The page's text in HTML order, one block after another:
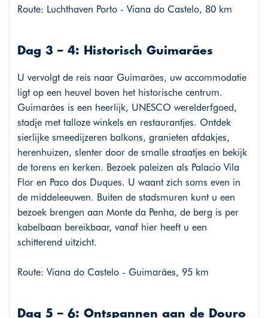
Route: Luchthaven Porto - Viana do Castelo, 80 km
Dag 3 – 4: Historisch Guimarães
U vervolgt de reis naar Guimarães, uw accommodatie
ligt op een heuvel boven het historische centrum.
Guimarães is een heerlijk, UNESCO werelderfgoed,
stadje met talloze winkels en restaurantjes. Ontdek
sierlijke smeedijzeren balkons, granieten afdakjes,
herenhuizen, slenter door de smalle straatjes en bekijk
de torens en kerken. Bezoek paleizen als Palacio Vila
Flor en Paco dos Duques. U waant zich soms even in
de middeleeuwen. Buiten de stadsmuren kunt u een
bezoek brengen aan Monte da Penha, de berg is per
kabelbaan bereikbaar, vanaf hier heeft u een
schitterend uitzicht.
Route: Viana do Castelo - Guimarães, 95 km
Dag 5 – 6: Ontspannen aan de Douro